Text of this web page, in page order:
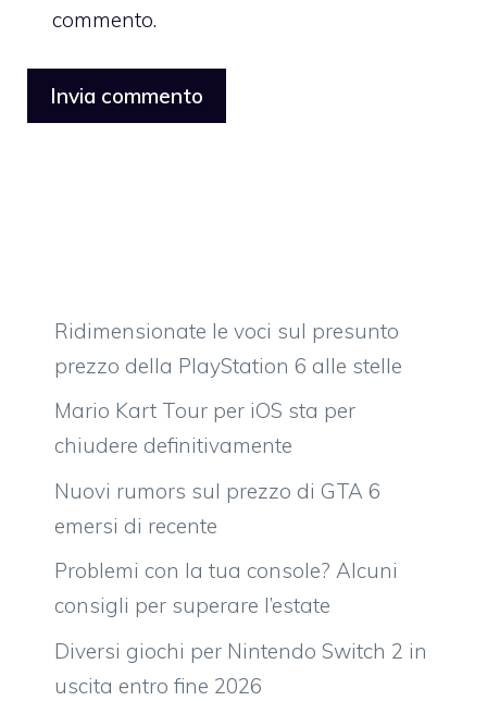
commento.
Ridimensionate le voci sul presunto
prezzo della PlayStation 6 alle stelle
Mario Kart Tour per iOS sta per
chiudere definitivamente
Nuovi rumors sul prezzo di GTA 6
emersi di recente
Problemi con la tua console? Alcuni
consigli per superare l’estate
Diversi giochi per Nintendo Switch 2 in
uscita entro fine 2026